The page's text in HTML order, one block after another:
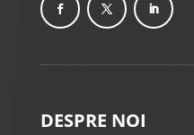
DESPRE NOI